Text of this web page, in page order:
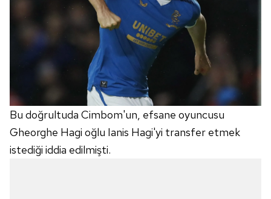
Bu doğrultuda Cimbom'un, efsane oyuncusu
Gheorghe Hagi oğlu Ianis Hagi'yi transfer etmek
istediği iddia edilmişti.